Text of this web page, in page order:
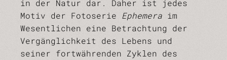
in der Natur dar. Daher ist jedes
Motiv der Fotoserie Ephemera im
Wesentlichen eine Betrachtung der
Vergänglichkeit des Lebens und
seiner fortwährenden Zyklen des